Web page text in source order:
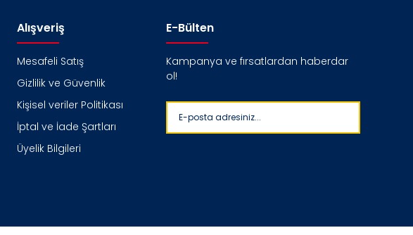
Alışveriş
Mesafeli Satış
Gizlilik ve Güvenlik
Kişisel veriler Politikası
İptal ve İade Şartları
Üyelik Bilgileri
E-Bülten
Kampanya ve fırsatlardan haberdar
ol!